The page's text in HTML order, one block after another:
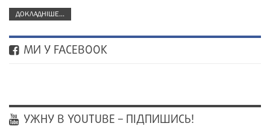
ДОКЛАДНІШЕ...
МИ У FACEBOOK
УЖНУ В YOUTUBE – ПІДПИШИСЬ!